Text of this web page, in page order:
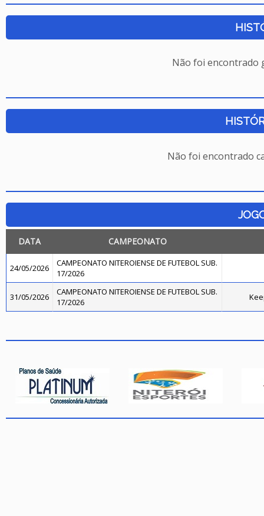
Não foi encontrado
Não foi encontrado
DATA CAMPEONATO
24/05/2026
CAMPEONATO NITEROIENSE DE FUTEBOL SUB.
17/2026
31/05/2026
CAMPEONATO NITEROIENSE DE FUTEBOL SUB.
17/2026